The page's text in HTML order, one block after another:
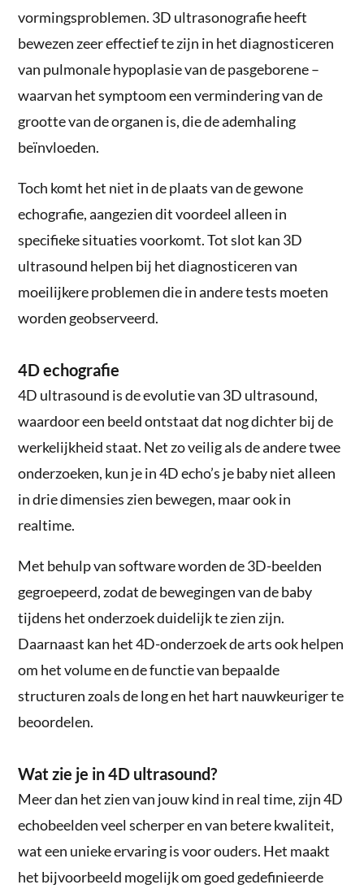
vormingsproblemen. 3D ultrasonografie heeft
bewezen zeer effectief te zijn in het diagnosticeren
van pulmonale hypoplasie van de pasgeborene –
waarvan het symptoom een vermindering van de
grootte van de organen is, die de ademhaling
beïnvloeden.
Toch komt het niet in de plaats van de gewone
echografie, aangezien dit voordeel alleen in
specifieke situaties voorkomt. Tot slot kan 3D
ultrasound helpen bij het diagnosticeren van
moeilijkere problemen die in andere tests moeten
worden geobserveerd.
4D echografie
4D ultrasound is de evolutie van 3D ultrasound,
waardoor een beeld ontstaat dat nog dichter bij de
werkelijkheid staat. Net zo veilig als de andere twee
onderzoeken, kun je in 4D echo’s je baby niet alleen
in drie dimensies zien bewegen, maar ook in
realtime.
Met behulp van software worden de 3D-beelden
gegroepeerd, zodat de bewegingen van de baby
tijdens het onderzoek duidelijk te zien zijn.
Daarnaast kan het 4D-onderzoek de arts ook helpen
om het volume en de functie van bepaalde
structuren zoals de long en het hart nauwkeuriger te
beoordelen.
Wat zie je in 4D ultrasound?
Meer dan het zien van jouw kind in real time, zijn 4D
echobeelden veel scherper en van betere kwaliteit,
wat een unieke ervaring is voor ouders. Het maakt
het bijvoorbeeld mogelijk om goed gedefinieerde